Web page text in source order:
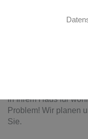
Heizen mit
in Ihrem Haus für
Problem! Wir planen
Sie.